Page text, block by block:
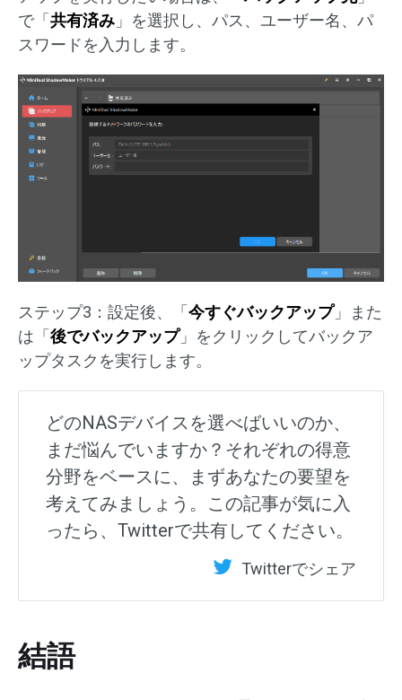
で「 共有済み 」を選択し、パス、ユーザー名、パ
スワードを入力します。
ステップ3：設定後、「今すぐバックアップ」また
は「後でバックアップ」をクリックしてバックア
ップタスクを実行します。
どのNASデバイスを選べばいいのか、
まだ悩んでいますか？それぞれの得意
分野をベースに、まずあなたの要望を
考えてみましょう。この記事が気に入
ったら、Twitterで共有してください。
Twitterでシェア
結語